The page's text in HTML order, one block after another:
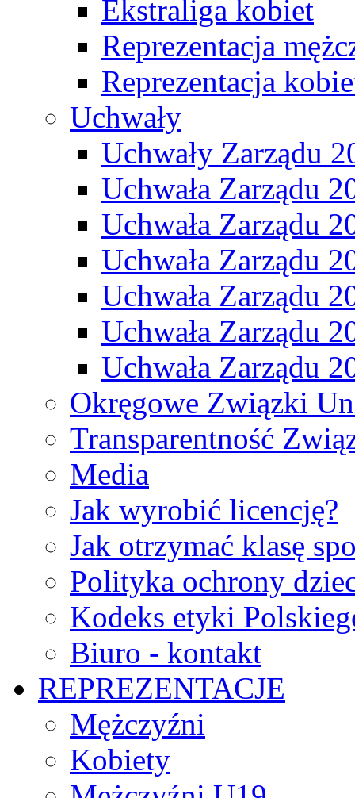
Ekstraliga kobiet
Reprezentacja
Reprezentacja
Uchwały
Uchwały Zarządu
Uchwała Zarządu
Uchwała Zarządu
Uchwała Zarządu
Uchwała Zarządu
Uchwała Zarządu
Uchwała Zarządu
Okręgowe Związki
Transparentność
Media
Jak wyrobić licencję?
Jak otrzymać klasę
Polityka ochrony
Kodeks etyki
Biuro - kontakt
REPREZENTACJE
Mężczyźni
Kobiety